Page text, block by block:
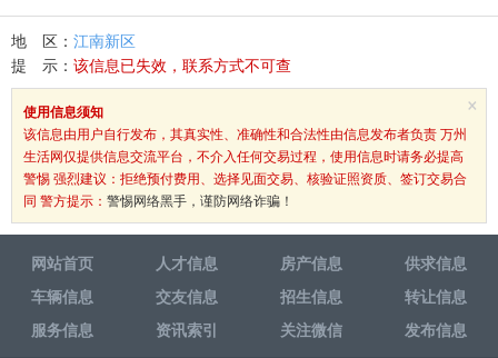
地 区： 江南新区
提 示： 该信息已失效，联系方式不可查
×
使用信息须知
该信息由用户自行发布，其真实性、准确性和合法性由信息发布者负责 万州
生活网仅提供信息交流平台，不介入任何交易过程，使用信息时请务必提高
警惕 强烈建议：拒绝预付费用、选择见面交易、核验证照资质、签订交易合
同 警方提示： 警惕网络黑手，谨防网络诈骗！
网站首页 人才信息 房产信息
供求信息
车辆信息
交友信息 招生信息
转让信息
服务信息
资讯索引 关注微信 发布信息